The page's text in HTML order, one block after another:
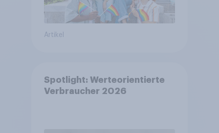
Artikel
Spotlight: Werteorientierte
Verbraucher 2026